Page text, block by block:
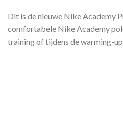
Dit is de nieuwe Nike Academy
comfortabele Nike Academy
training of tijdens de warming-